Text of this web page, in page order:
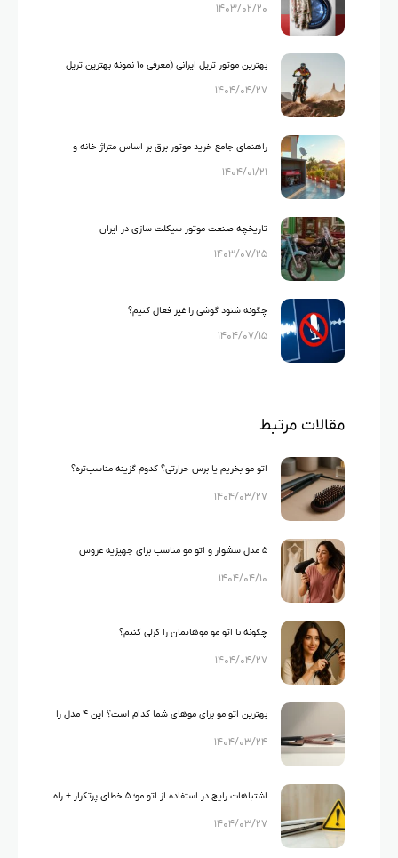
۱۴۰۳/۰۲/۲۰
بهترین موتور تریل ایرانی (معرفی ۱۰ نمونه بهترین تریل
های ایرانی)
۱۴۰۴/۰۴/۲۷
راهنمای جامع خرید موتور برق بر اساس متراژ خانه و
لوازم خانگی
۱۴۰۴/۰۱/۲۱
تاریخچه صنعت موتور سیکلت سازی در ایران
۱۴۰۳/۰۷/۲۵
چگونه شنود گوشی را غیر فعال کنیم؟
۱۴۰۴/۰۷/۱۵
مقالات مرتبط
اتو مو بخریم یا برس حرارتی؟ کدوم گزینه مناسب‌تره؟
۱۴۰۴/۰۳/۲۷
۵ مدل سشوار و اتو مو مناسب برای جهیزیه عروس
۱۴۰۴/۰۴/۱۰
چگونه با اتو مو موهایمان را کرلی کنیم؟
۱۴۰۴/۰۴/۲۷
بهترین اتو مو برای موهای شما کدام است؟ این ۴ مدل را
بشناسید!
۱۴۰۴/۰۳/۲۴
اشتباهات رایج در استفاده از اتو مو؛ ۵ خطای پرتکرار + راه
حل
۱۴۰۴/۰۳/۲۷